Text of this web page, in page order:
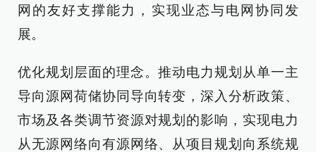
网的友好支撑能力，实现业态与电网协同发
展。
优化规划层面的理念。推动电力规划从单一主
导向源网荷储协同导向转变，深入分析政策、
市场及各类调节资源对规划的影响，实现电力
从无源网络向有源网络、从项目规划向系统规